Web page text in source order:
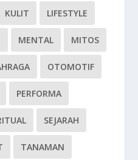
KULIT LIFESTYLE
MENTAL MITOS
OTOMOTIF
PERFORMA
SEJARAH
TANAMAN